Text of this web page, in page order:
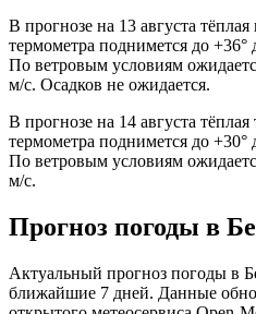
В прогнозе на 13 августа
термометра поднимется до
По ветровым условиям
м/с. Осадков не ожидается.
В прогнозе на 14 августа
термометра поднимется до
По ветровым условиям
м/с.
Прогноз погоды в
Актуальный прогноз погоды в
ближайшие 7 дней. Данные